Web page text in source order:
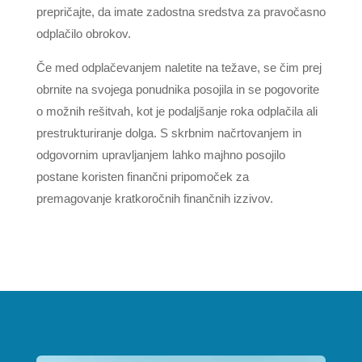
prepričajte, da imate zadostna sredstva za pravočasno
odplačilo obrokov.
Če med odplačevanjem naletite na težave, se čim prej
obrnite na svojega ponudnika posojila in se pogovorite
o možnih rešitvah, kot je podaljšanje roka odplačila ali
prestrukturiranje dolga. S skrbnim načrtovanjem in
odgovornim upravljanjem lahko majhno posojilo
postane koristen finančni pripomoček za
premagovanje kratkoročnih finančnih izzivov.